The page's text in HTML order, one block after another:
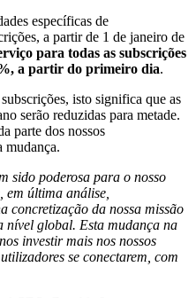
específicas de
a partir de 1 de janeiro de
para todas as subscrições
a partir do primeiro dia.
isto significa que as
serão reduzidas para metade.
parte dos nossos
mudança.
sido poderosa para o nosso
em última análise,
concretização da nossa missão
nível global. Esta mudança na
investir mais nos nossos
se conectarem, com